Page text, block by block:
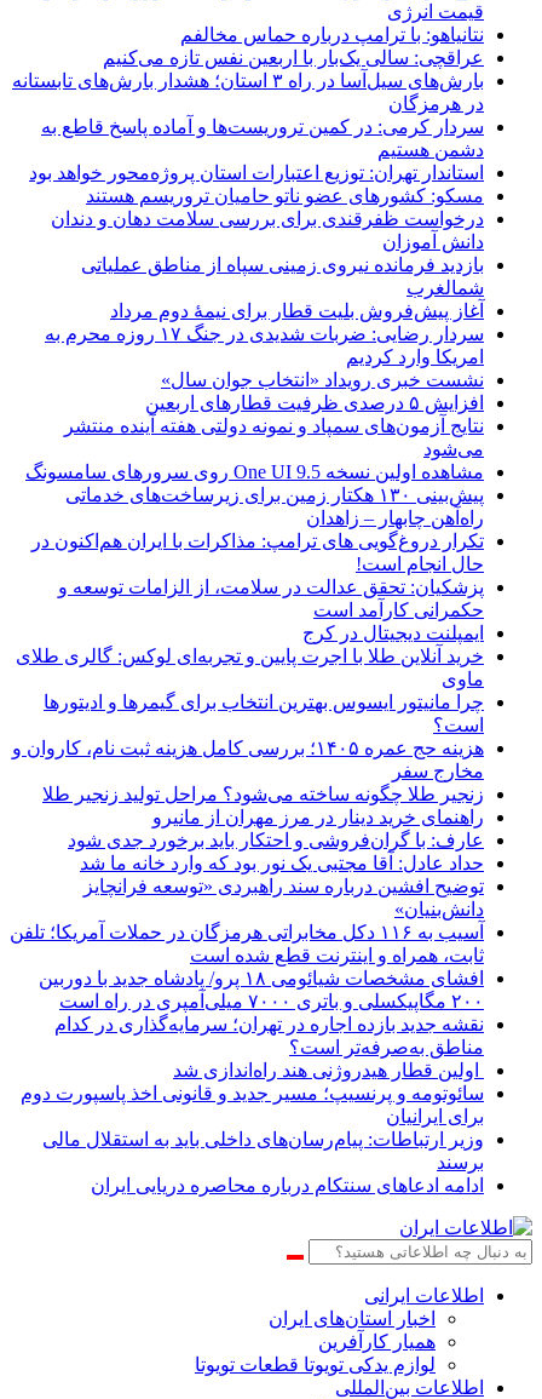
قیمت انرژی
نتانیاهو: با ترامپ درباره حماس مخالفم
عراقچی: سالی یک‌بار با اربعین نفس تازه می‌کنیم
بارش‌های سیل‌آسا در راه ۳ استان؛ هشدار بارش‌های تابستانه
در هرمزگان
سردار کرمی: در کمین تروریست‌ها و آماده پاسخ قاطع به
دشمن هستیم
استاندار تهران: توزیع اعتبارات استان پروژه‌محور خواهد بود
مسکو: کشورهای عضو ناتو حامیان تروریسم هستند
درخواست ظفرقندی برای بررسی سلامت دهان و دندان
دانش آموزان
بازدید فرمانده نیروی زمینی سپاه از مناطق عملیاتی
شمالغرب
آغاز پیش‌فروش بلیت قطار برای نیمۀ دوم مرداد
سردار رضایی: ضربات شدیدی در جنگ ۱۷ روزه محرم به
امریکا وارد کردیم
نشست خبری رویداد «انتخاب جوان سال»
افزایش ۵ درصدی ظرفیت قطارهای اربعین
نتایج آزمون‌های سمپاد و نمونه دولتی هفته آینده منتشر
می‌شود
مشاهده اولین نسخه One UI 9.5 روی سرورهای سامسونگ
پیش‌بینی ۱۳۰ هکتار زمین برای زیرساخت‌های خدماتی
راه‌آهن چابهار – زاهدان
تکرار دروغ‌گویی های ترامپ: مذاکرات با ایران هم‌اکنون در
حال انجام است!
پزشکیان: تحقق عدالت در سلامت، از الزامات توسعه و
حکمرانی کارآمد است
ایمپلنت دیجیتال در کرج
خرید آنلاین طلا با اجرت پایین و تجربه‌ای لوکس: گالری طلای
ماوی
چرا مانیتور ایسوس بهترین انتخاب برای گیمرها و ادیتورها
است؟
هزینه حج عمره ۱۴۰۵؛ بررسی کامل هزینه ثبت نام، کاروان و
مخارج سفر
زنجیر طلا چگونه ساخته می‌شود؟ مراحل تولید زنجیر طلا
راهنمای خرید دینار در مرز مهران از مانیرو
عارف: با گران‌فروشی و احتکار باید برخورد جدی شود
حداد عادل: آقا مجتبی یک نور بود که وارد خانه ما شد
توضیح افشین درباره سند راهبردی «توسعه فرانچایز
دانش‌بنیان»
آسیب به ۱۱۶ دکل مخابراتی هرمزگان در حملات آمریکا؛ تلفن
ثابت، همراه و اینترنت ‌قطع شده است
افشای مشخصات شیائومی ۱۸ پرو/ پادشاه جدید با دوربین
۲۰۰ مگاپیکسلی و باتری ۷۰۰۰ میلی‌آمپری در راه است
نقشه جدید بازده اجاره در تهران؛ سرمایه‌گذاری در کدام
مناطق به‌صرفه‌تر است؟
اولین قطار هیدروژنی هند راه‌اندازی شد
سائوتومه و پرنسیپ؛ مسیر جدید و قانونی اخذ پاسپورت دوم
برای ایرانیان
وزیر ارتباطات: پیام‌رسان‌های داخلی باید به استقلال مالی
برسند
ادامه ادعاهای سنتکام درباره محاصره دریایی ایران
اطلاعات‌ ‎ایرانی
اخبار استان‌های ایران
همیار کارآفرین
لوازم یدکی تویوتا قطعات تویوتا
اطلاعات بین‌المللی